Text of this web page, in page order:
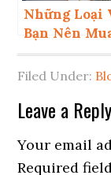
Những Loại
Bạn Nên
Làm Dịch
Lướt Sóng
Filed Under:
Reader
Leave a Reply
Your email
Required